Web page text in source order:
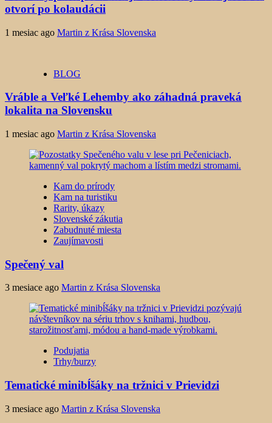
otvorí po kolaudácii
1 mesiac ago Martin z Krása Slovenska
BLOG
Vráble a Veľké Lehemby ako záhadná praveká
lokalita na Slovensku
1 mesiac ago Martin z Krása Slovenska
Kam do prírody
Kam na turistiku
Rarity, úkazy
Slovenské zákutia
Zabudnuté miesta
Zaujímavosti
Spečený val
3 mesiace ago Martin z Krása Slovenska
Podujatia
Trhy/burzy
Tematické minibĺšáky na tržnici v Prievidzi
3 mesiace ago Martin z Krása Slovenska